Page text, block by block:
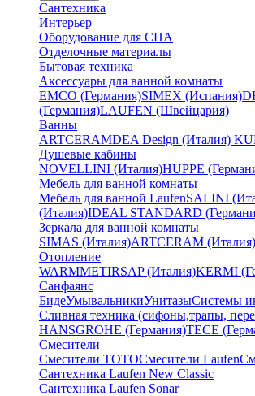
Сантехника
Интерьер
Оборудование для СПА
Отделочные материалы
Бытовая техника
Аксессуары для ванной комнаты
EMCO (Германия)SIMEX (Испания)
(Германия)LAUFEN (Швейцария)
Ванны
ARTCERAMDEA Design (Италия)
Душевые кабины
NOVELLINI (Италия)HUPPE
Мебель для ванной комнаты
Мебель для ванной LaufenSALINI
(Италия)IDEAL STANDARD
Зеркала для ванной комнаты
SIMAS (Италия)ARTCERAM (Италия)
Отопление
WARMMETIRSAP (Италия)KERMI
Санфаянс
БидеУмывальникиУнитазыСистемы
Сливная техника (сифоны,трапы,
HANSGROHE (Германия)TECE
Смесители
Смесители TOTOСмесители Laufen
Сантехника Laufen New Classic
Сантехника Laufen Sonar